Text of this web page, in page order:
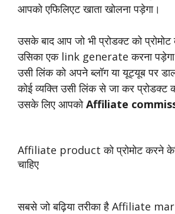
आपको एफिलिएट खाता खोलना पड़ेगा।
उसके बाद आप जो भी प्रोडक्ट को प्रोमोट
उसिका एक link generate करना
उसी लिंक को अपने ब्लॉग या यूट्यूब पर
कोई व्यक्ति उसी लिंक से जा कर प्रोडक्ट
उसके लिए आपकोAffiliate
Affiliate product को प्रोमोट करने
चाहिए
सबसे जो बढ़िया तरीका है Affiliate